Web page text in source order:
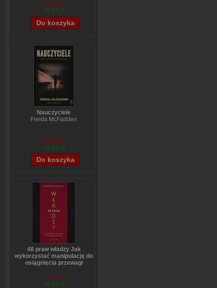
59,84 zł
48,07 zł
Nauczyciele
Freida McFadden
54,39 zł
41,58 zł
48 praw władzy Jak
wykorzystać manipulację do
osiągnięcia przewagi
59,84 zł
48,07 zł